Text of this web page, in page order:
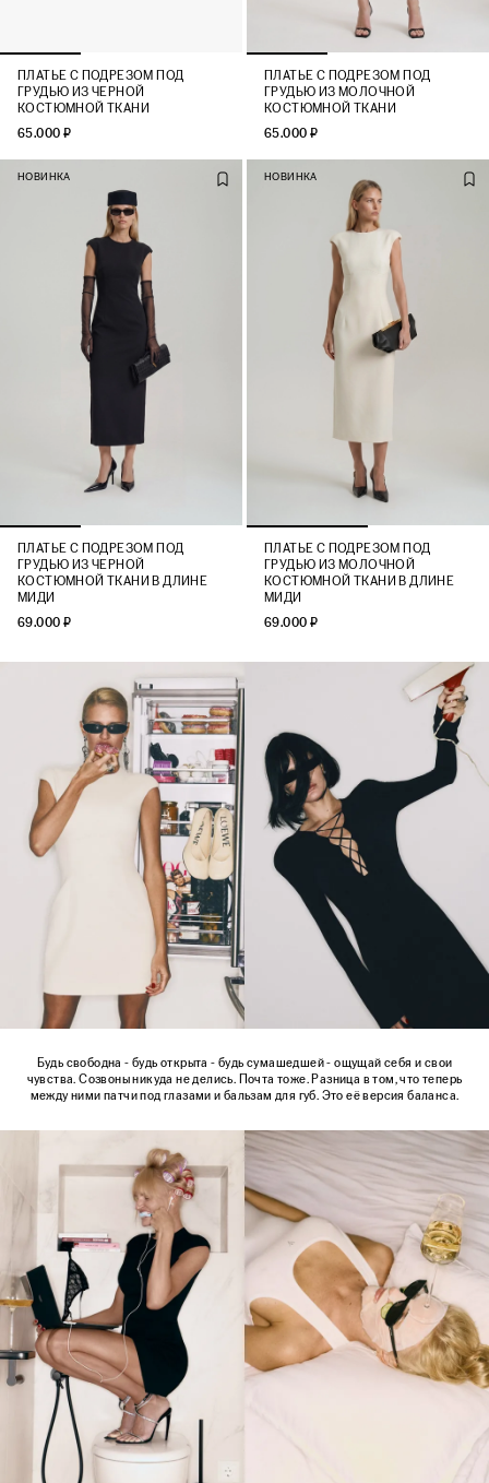
ПЛАТЬЕ С ПОДРЕЗОМ ПОД
ГРУДЬЮ ИЗ ЧЕРНОЙ
КОСТЮМНОЙ ТКАНИ
65.000 ₽
ПЛАТЬЕ С ПОДРЕЗОМ ПОД
ГРУДЬЮ ИЗ МОЛОЧНОЙ
КОСТЮМНОЙ ТКАНИ
65.000 ₽
НОВИНКА
ПЛАТЬЕ С ПОДРЕЗОМ ПОД
ГРУДЬЮ ИЗ ЧЕРНОЙ
КОСТЮМНОЙ ТКАНИ В ДЛИНЕ
МИДИ
69.000 ₽
НОВИНКА
ПЛАТЬЕ С ПОДРЕЗОМ ПОД
ГРУДЬЮ ИЗ МОЛОЧНОЙ
КОСТЮМНОЙ ТКАНИ В ДЛИНЕ
МИДИ
69.000 ₽
Будь свободна - будь открыта - будь сумашедшей - ощущай себя и свои
чувства. Созвоны никуда не делись. Почта тоже. Разница в том, что теперь
между ними патчи под глазами и бальзам для губ. Это её версия баланса.